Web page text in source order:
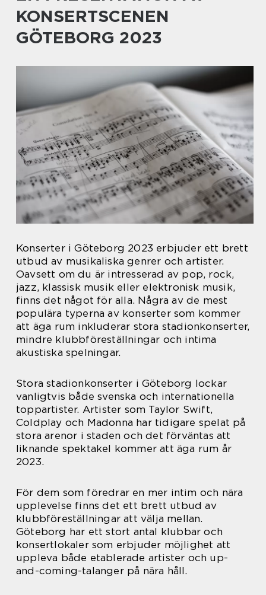
KONSERTSCENEN
GÖTEBORG 2023
Konserter i Göteborg 2023 erbjuder ett brett
utbud av musikaliska genrer och artister.
Oavsett om du är intresserad av pop, rock,
jazz, klassisk musik eller elektronisk musik,
finns det något för alla. Några av de mest
populära typerna av konserter som kommer
att äga rum inkluderar stora stadionkonserter,
mindre klubbföreställningar och intima
akustiska spelningar.
Stora stadionkonserter i Göteborg lockar
vanligtvis både svenska och internationella
toppartister. Artister som Taylor Swift,
Coldplay och Madonna har tidigare spelat på
stora arenor i staden och det förväntas att
liknande spektakel kommer att äga rum år
2023.
För dem som föredrar en mer intim och nära
upplevelse finns det ett brett utbud av
klubbföreställningar att välja mellan.
Göteborg har ett stort antal klubbar och
konsertlokaler som erbjuder möjlighet att
uppleva både etablerade artister och up-
and-coming-talanger på nära håll.